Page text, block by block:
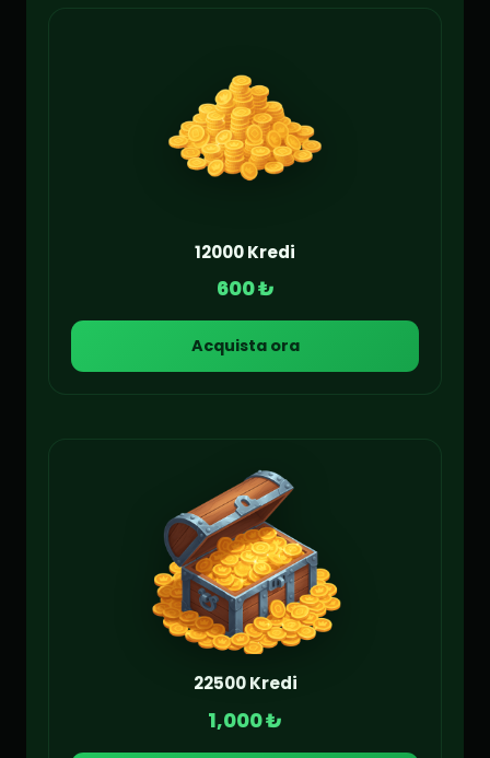
12000 Kredi
600 ₺
Acquista ora
22500 Kredi
1,000 ₺